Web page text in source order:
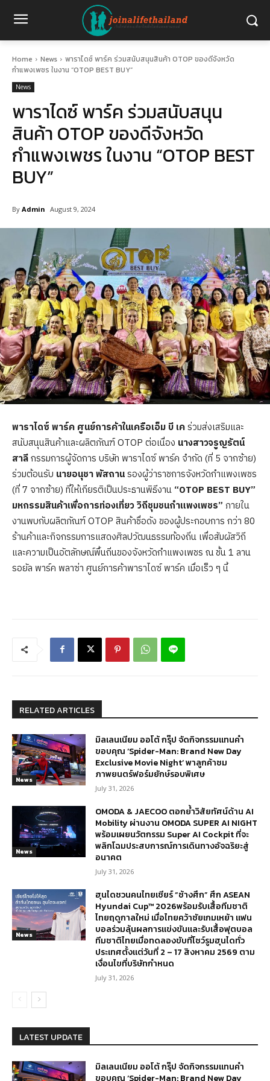
Home News
พาราไดซ์ พาร์ค ร่วมสนับสนุนสินค้า OTOP ของดีจังหวัด
กำแพงเพชร ในงาน “OTOP BEST BUY”
News
พาราไดซ์ พาร์ค ร่วมสนับสนุน
สินค้า OTOP ของดีจังหวัด
กำแพงเพชร ในงาน “OTOP BEST
BUY”
By Admin August 9, 2024
พาราไดซ์ พาร์ค ศูนย์การค้าในเครือเอ็ม บี เคร่วมส่งเสริมและ
สนับสนุนสินค้าและผลิตภัณฑ์ OTOP ต่อเนื่อง นางสาวจรูญรัตน์
สาลีกรรมการผู้จัดการ บริษัท พาราไดซ์ พาร์ค จำกัด (ที่ 5 จากซ้าย)
ร่วมต้อนรับ นายอนุชา พัสถานรองผู้ว่าราชการจังหวัดกำแพงเพชร
(ที่ 7 จากซ้าย) ที่ให้เกียรติเป็นประธานพิธีงาน “OTOP BEST BUY”
มหกรรมสินค้าเพื่อการท่องเที่ยว วิถีชุมชนกำแพงเพชร” ภายใน
งานพบกับผลิตภัณฑ์ OTOP สินค้าชื่อดัง ของผู้ประกอบการ กว่า 80
ร้านค้าและกิจกรรมการแสดงศิลปวัฒนธรรมท้องถิ่น เพื่อสัมผัสวิถี
และความเป็นอัตลักษณ์พื้นถิ่นของจังหวัดกำแพงเพชร ณ ชั้น 1 ลาน
รอยัล พาร์ค พลาซ่า ศูนย์การค้าพาราไดซ์ พาร์ค เมื่อเร็ว ๆ นี้
RELATED ARTICLES
News
มิลเลนเนียม ออโต้ กรุ๊ป จัดกิจกรรมแทนคำ
ขอบคุณ ‘Spider-Man: Brand New Day
Exclusive Movie Night’ พาลูกค้าชม
ภาพยนตร์ฟอร์มยักษ์รอบพิเศษ
July 31, 2026
News
OMODA & JAECOO ตอกย้ำวิสัยทัศน์ด้าน AI
Mobility ผ่านงาน OMODA SUPER AI NIGHT
พร้อมเผยนวัตกรรม Super AI Cockpit ที่จะ
พลิกโฉมประสบการณ์การเดินทางอัจฉริยะสู่
อนาคต
July 31, 2026
News
ฮุนไดชวนคนไทยเชียร์ “ช้างศึก” ศึก ASEAN
Hyundai Cup™ 2026พร้อมรับเสื้อทีมชาติ
ไทยฤดูกาลใหม่ เมื่อไทยคว้าชัยเกมเหย้า แฟน
บอลร่วมลุ้นผลการแข่งขันและรับเสื้อฟุตบอล
ทีมชาติไทยเมื่อทดลองขับที่โชว์รูมฮุนไดทั่ว
ประเทศตั้งแต่วันที่ 2 – 17 สิงหาคม 2569 ตาม
เงื่อนไขที่บริษัทกำหนด
July 31, 2026
LATEST UPDATE
มิลเลนเนียม ออโต้ กรุ๊ป จัดกิจกรรมแทนคำ
ขอบคุณ ‘Spider-Man: Brand New Day